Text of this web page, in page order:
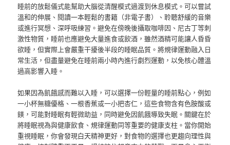
睡前的放鬆儀式能幫助大腦從清醒模式過渡到休息模式。可以嘗試
溫和的伸展、閱讀一本輕鬆的書籍（非電子書）、聆聽舒緩的音樂
或進行冥想、深呼吸練習。避免在傍晚後攝取咖啡因、尼古丁等刺
激性物質，睡前也應避免大量進食或飲酒，雖然酒精可能讓人昏昏
欲睡，但實際上會嚴重干擾後半段的睡眠品質。將規律運動融入日
常生活，但盡量避免在睡前兩小時內進行劇烈運動，以免核心體溫
過高影響入睡。
如果因為飢餓感而難以入睡，可以選擇一份輕量的睡前點心，例如
一小杯無糖優格、一根香蕉或一小把杏仁，這些食物含有色胺酸或
鎂，可能對睡眠有輕微助益，同時避免因飢餓導致失眠。關鍵在於
將睡眠視為與健康飲食、規律運動同等重要的健康支柱。當你開始
重視睡眠，你會發現白天精神更好，對食物的選擇也更趨向理性與